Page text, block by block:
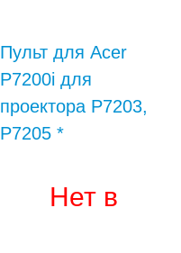
Пульт для Acer
P7200i для
проектора P7203,
P7205 *
Нет в